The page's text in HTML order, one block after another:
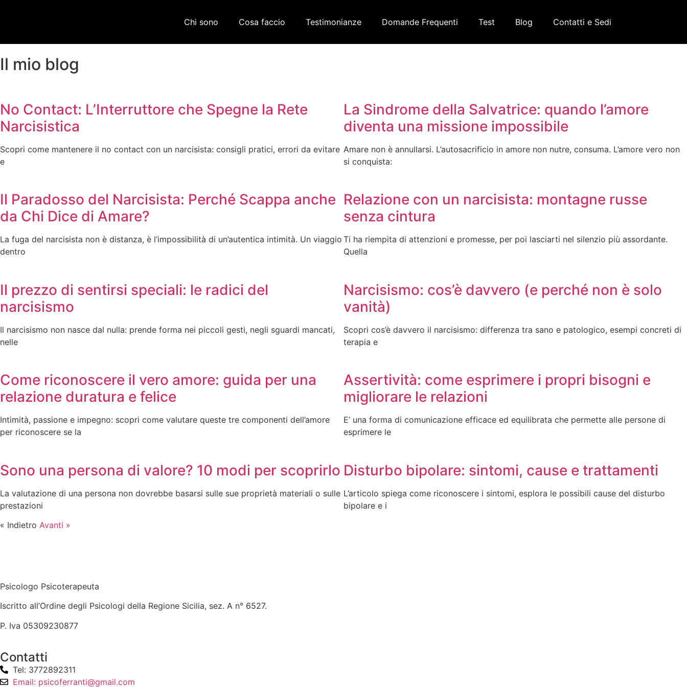
Chi sono Cosa faccio Testimonianze Domande Frequenti Test Blog Contatti e Sedi
Il mio blog
No Contact: L’Interruttore che Spegne la Rete
Narcisistica
Scopri come mantenere il no contact con un narcisista: consigli pratici, errori da evitare
e
La Sindrome della Salvatrice: quando l’amore
diventa una missione impossibile
Amare non è annullarsi. L’autosacrificio in amore non nutre, consuma. L’amore vero non
si conquista:
Il Paradosso del Narcisista: Perché Scappa anche
da Chi Dice di Amare?
La fuga del narcisista non è distanza, è l’impossibilità di un’autentica intimità. Un viaggio
dentro
Relazione con un narcisista: montagne russe
senza cintura
Ti ha riempita di attenzioni e promesse, per poi lasciarti nel silenzio più assordante.
Quella
Il prezzo di sentirsi speciali: le radici del
narcisismo
Il narcisismo non nasce dal nulla: prende forma nei piccoli gesti, negli sguardi mancati,
nelle
Narcisismo: cos’è davvero (e perché non è solo
vanità)
Scopri cos’è davvero il narcisismo: differenza tra sano e patologico, esempi concreti di
terapia e
Come riconoscere il vero amore: guida per una
relazione duratura e felice
Intimità, passione e impegno: scopri come valutare queste tre componenti dell’amore
per riconoscere se la
Assertività: come esprimere i propri bisogni e
migliorare le relazioni
E’ una forma di comunicazione efficace ed equilibrata che permette alle persone di
esprimere le
Sono una persona di valore? 10 modi per scoprirlo
La valutazione di una persona non dovrebbe basarsi sulle sue proprietà materiali o sulle
prestazioni
Disturbo bipolare: sintomi, cause e trattamenti
L’articolo spiega come riconoscere i sintomi, esplora le possibili cause del disturbo
bipolare e i
« Indietro Avanti »
Psicologo Psicoterapeuta
Iscritto all’Ordine degli Psicologi della Regione Sicilia, sez. A n° 6527.
P. Iva 05309230877
Contatti
Tel: 3772892311
Email: psicoferranti@gmail.com